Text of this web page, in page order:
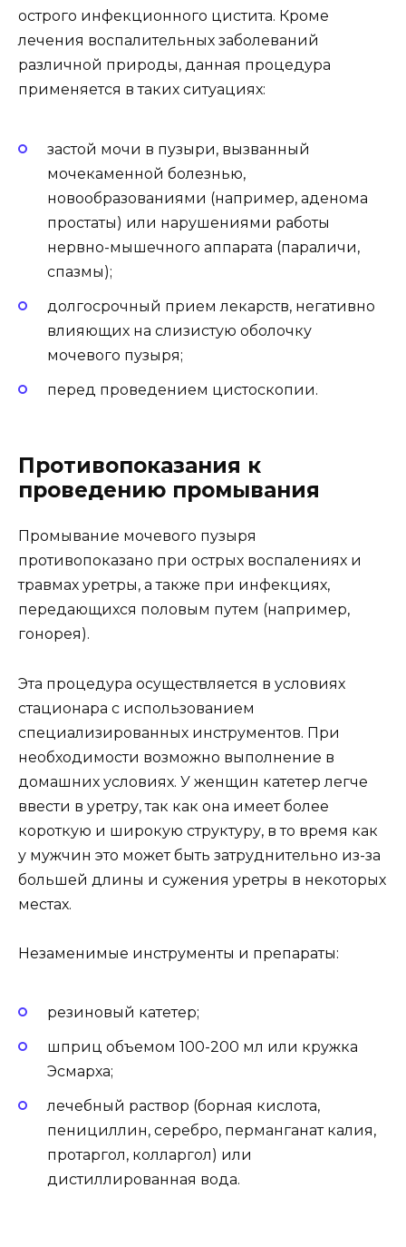
острого инфекционного цистита. Кроме
лечения воспалительных заболеваний
различной природы, данная процедура
применяется в таких ситуациях:
застой мочи в пузыри, вызванный
мочекаменной болезнью,
новообразованиями (например, аденома
простаты) или нарушениями работы
нервно-мышечного аппарата (параличи,
спазмы);
долгосрочный прием лекарств, негативно
влияющих на слизистую оболочку
мочевого пузыря;
перед проведением цистоскопии.
Противопоказания к
проведению промывания
Промывание мочевого пузыря
противопоказано при острых воспалениях и
травмах уретры, а также при инфекциях,
передающихся половым путем (например,
гонорея).
Эта процедура осуществляется в условиях
стационара с использованием
специализированных инструментов. При
необходимости возможно выполнение в
домашних условиях. У женщин катетер легче
ввести в уретру, так как она имеет более
короткую и широкую структуру, в то время как
у мужчин это может быть затруднительно из-за
большей длины и сужения уретры в некоторых
местах.
Незаменимые инструменты и препараты:
резиновый катетер;
шприц объемом 100-200 мл или кружка
Эсмарха;
лечебный раствор (борная кислота,
пенициллин, серебро, перманганат калия,
протаргол, колларгол) или
дистиллированная вода.